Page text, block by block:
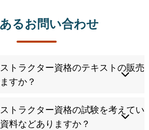
るお問い合わせ
トラクター資格のテキストの販売
すか？
トラクター資格の試験を考えてい
料などありますか？